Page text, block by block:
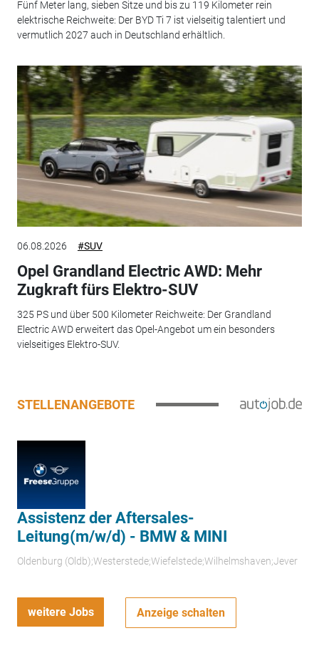
Fünf Meter lang, sieben Sitze und bis zu 119 Kilometer rein
elektrische Reichweite: Der BYD Ti 7 ist vielseitig talentiert und
vermutlich 2027 auch in Deutschland erhältlich.
06.08.2026 #SUV
Opel Grandland Electric AWD: Mehr
Zugkraft fürs Elektro-SUV
325 PS und über 500 Kilometer Reichweite: Der Grandland
Electric AWD erweitert das Opel-Angebot um ein besonders
vielseitiges Elektro-SUV.
STELLENANGEBOTE
Assistenz der Aftersales-
Leitung(m/w/d) - BMW & MINI
Oldenburg (Oldb);Westerstede;Wiefelstede;Wilhelmshaven;Jever
weitere Jobs Anzeige schalten